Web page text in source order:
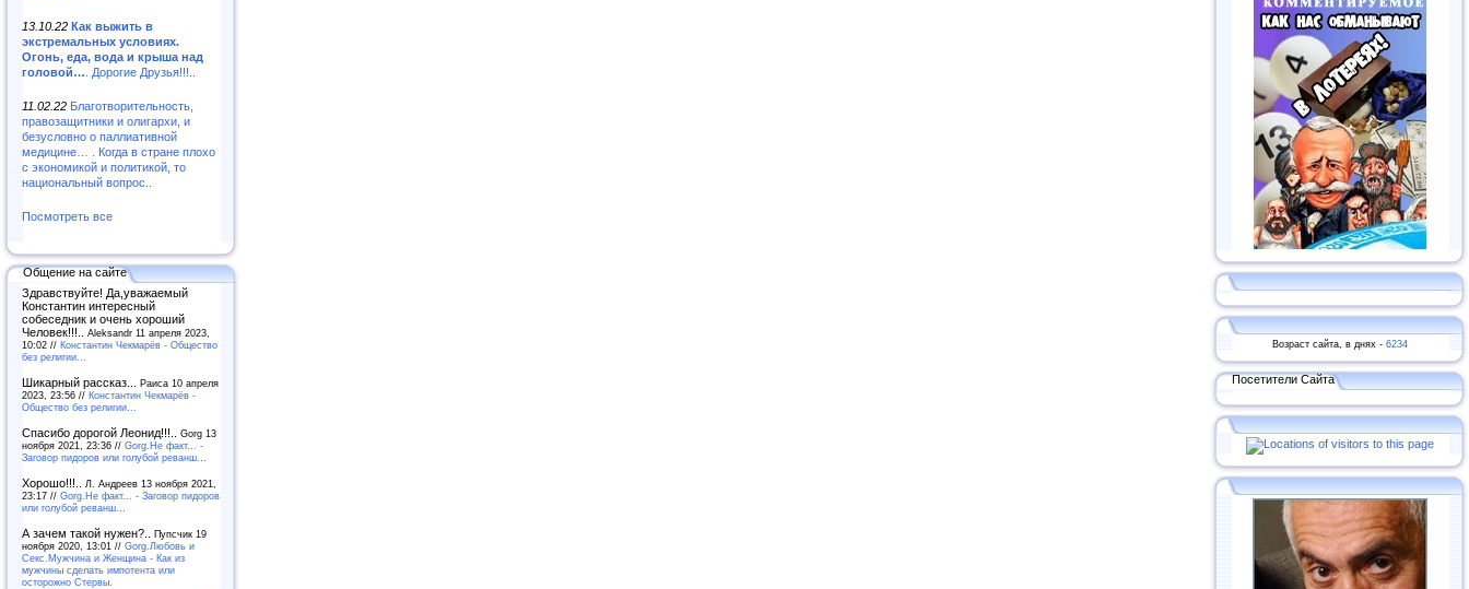
13.10.22 Как выжить в
экстремальных условиях.
Огонь, еда, вода и крыша над
головой… . Дорогие Друзья!!!..
11.02.22 Благотворительность,
правозащитники и олигархи, и
безусловно о паллиативной
медицине… . Когда в стране плохо
с экономикой и политикой, то
национальный вопрос..
Посмотреть все
Общение на сайте
Здравствуйте! Да,уважаемый
Константин интересный
собеседник и очень хороший
Человек!!!.. Aleksandr 11 апреля 2023,
10:02 // Константин Чекмарёв - Общество
без религии...
Шикарный рассказ... Раиса 10 апреля
2023, 23:56 // Константин Чекмарёв -
Общество без религии...
Спасибо дорогой Леонид!!!.. Gorg 13
ноября 2021, 23:36 // Gorg.Не факт... -
Заговор пидоров или голубой реванш…
Хорошо!!!..
Л. Андреев 13 ноября 2021,
23:17 // Gorg.Не факт... - Заговор пидоров
или голубой реванш…
А зачем такой нужен?.. Пупсчик 19
ноября 2020, 13:01 // Gorg.Любовь и
Секс.Мужчина и Женщина - Как из
мужчины сделать импотента или
осторожно Стервы.
Возраст сайта, в днях - 6234
Посетители Сайта